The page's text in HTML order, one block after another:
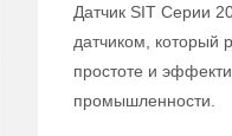
Датчик SIT Серии
датчиком, который
простоте и
промышленности.